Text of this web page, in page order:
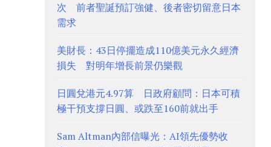
次 前者聖誕預訂強健、後者密切留意日本
需求
美財長：43日停擺造成110億美元永久經濟
損失 對明年增長前景仍樂觀
日圓兌港元4.97算 日政府顧問：日本可積
極干預支撐日圓、或跌至160前就出手
Sam Altman內部信曝光：AI領先優勢收